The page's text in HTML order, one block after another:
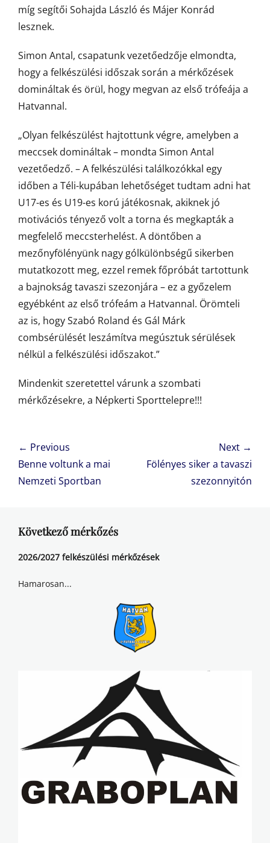
míg segítői Sohajda László és Májer Konrád
lesznek.
Simon Antal, csapatunk vezetőedzője elmondta,
hogy a felkészülési időszak során a mérkőzések
domináltak és örül, hogy megvan az első trófeája a
Hatvannal.
„Olyan felkészülést hajtottunk végre, amelyben a
meccsek domináltak – mondta Simon Antal
vezetőedző. – A felkészülési találkozókkal egy
időben a Téli-kupában lehetőséget tudtam adni hat
U17-es és U19-es korú játékosnak, akiknek jó
motivációs tényező volt a torna és megkapták a
megfelelő meccsterhelést. A döntőben a
mezőnyfölényünk nagy gólkülönbségű sikerben
mutatkozott meg, ezzel remek főpróbát tartottunk
a bajnokság tavaszi szezonjára – ez a győzelem
egyébként az első trófeám a Hatvannal. Örömteli
az is, hogy Szabó Roland és Gál Márk
combsérülését leszámítva megúsztuk sérülések
nélkül a felkészülési időszakot.”
Mindenkit szeretettel várunk a szombati
mérkőzésekre, a Népkerti Sporttelepre!!!
Bejegyzés
navigáció
← Previous
Previous
post:
Benne voltunk a mai
Nemzeti Sportban
Next →
NextFölényes siker a tavaszi
szezonnyitón
Következő mérkőzés
2026/2027 felkészülési mérkőzések
Hamarosan...